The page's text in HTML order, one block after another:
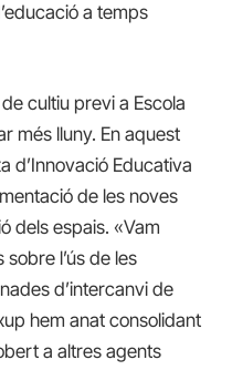
a temps
cultiu previ a Escola
més lluny. En aquest
d’Innovació Educativa
de les noves
dels espais. «Vam
l’ús de les
d’intercanvi de
hem anat consolidant
a altres agents